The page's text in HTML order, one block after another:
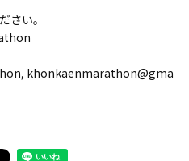
さい。
khonkaenmarathon@gma